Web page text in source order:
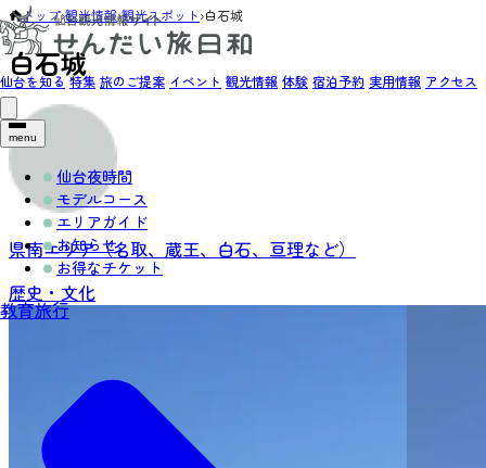
仙台を知る 特集 旅のご提案 イベント 観光情報 体験 宿泊予約 実用情報 アクセス
menu
仙台夜時間
モデルコース
エリアガイド
お知らせ
お得なチケット
教育旅行
トップ›観光情報›観光スポット›白石城
白石城
県南エリア（名取、蔵王、白石、亘理など）
歴史・文化